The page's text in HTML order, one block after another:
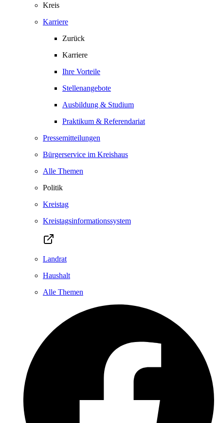
Kreis
Karriere
Zurück
Karriere
Ihre Vorteile
Stellenangebote
Ausbildung & Studium
Praktikum & Referendariat
Pressemitteilungen
Bürgerservice im Kreishaus
Alle Themen
Politik
Kreistag
Kreistagsinformationssystem
Landrat
Haushalt
Alle Themen